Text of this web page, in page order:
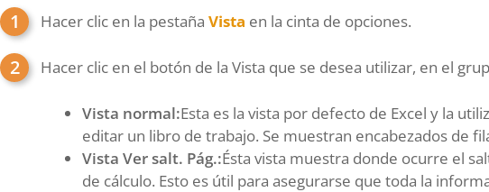
Hacer clic en la pestaña Vista en la cinta de opciones.
Hacer clic en el botón de la Vista que se desea utilizar, en el
Vista normal:Esta es la vista por defecto de Excel y la
editar un libro de trabajo. Se muestran encabezados de
Vista Ver salt. Pág.:Ésta vista muestra donde ocurre el
de cálculo. Esto es útil para asegurarse que toda la